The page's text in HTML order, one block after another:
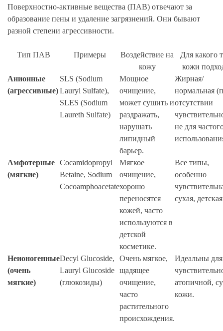
Поверхностно-активные вещества (ПАВ) отвечают за
образование пены и удаление загрязнений. Они бывают
разной степени агрессивности.
Тип ПАВ Примеры
Воздействие на
кожу
Для какого
кожи
Анионные
(агрессивные)
SLS (Sodium
Lauryl Sulfate),
SLES (Sodium
Laureth Sulfate)
Мощное
очищение,
может сушить и
раздражать,
нарушать
липидный
барьер.
Жирная/
нормальная
отсутствии
не для
Амфотерные
(мягкие)
Cocamidopropyl
Betaine, Sodium
Cocoamphoacetate
Мягкое
очищение,
хорошо
переносятся
кожей, часто
используются в
детской
косметике.
Все типы,
особенно
сухая,
Неионогенные
(очень
мягкие)
Decyl Glucoside,
Lauryl Glucoside
(глюкозиды)
Очень мягкое,
щадящее
очищение,
часто
растительного
происхождения.
Идеальны для
атопичной,
кожи.